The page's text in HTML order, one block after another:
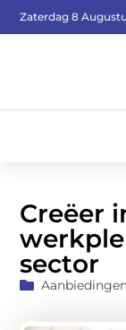
Zaterdag 8
Creëer
sector